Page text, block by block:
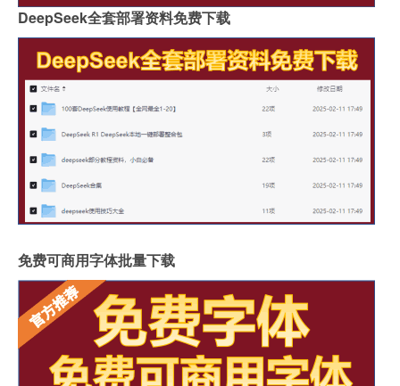
DeepSeek全套部署资料免费下载
免费可商用字体批量下载